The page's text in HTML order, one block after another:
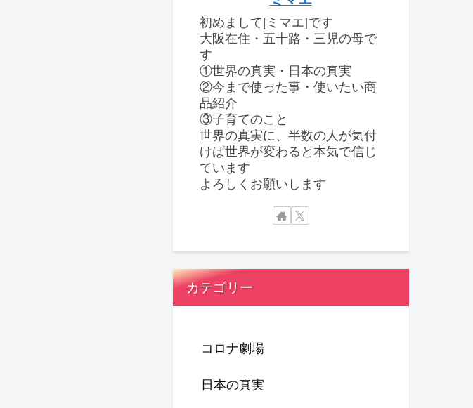
初めまして[ミマエ]です
大阪在住・五十路・三児の母で
す
①世界の真実・日本の真実
②今まで使った事・使いたい商
品紹介
③子育てのこと
世界の真実に、半数の人が気付
けば世界が変わると本気で信じ
ています
よろしくお願いします
カテゴリー
コロナ劇場
日本の真実